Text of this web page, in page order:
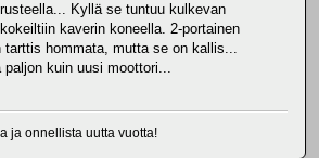
Kyllä se tuntuu kulkevan
kaverin koneella. 2-portainen
tarttis hommata, mutta se on kallis...
paljon kuin uusi moottori...
ja onnellista uutta vuotta!